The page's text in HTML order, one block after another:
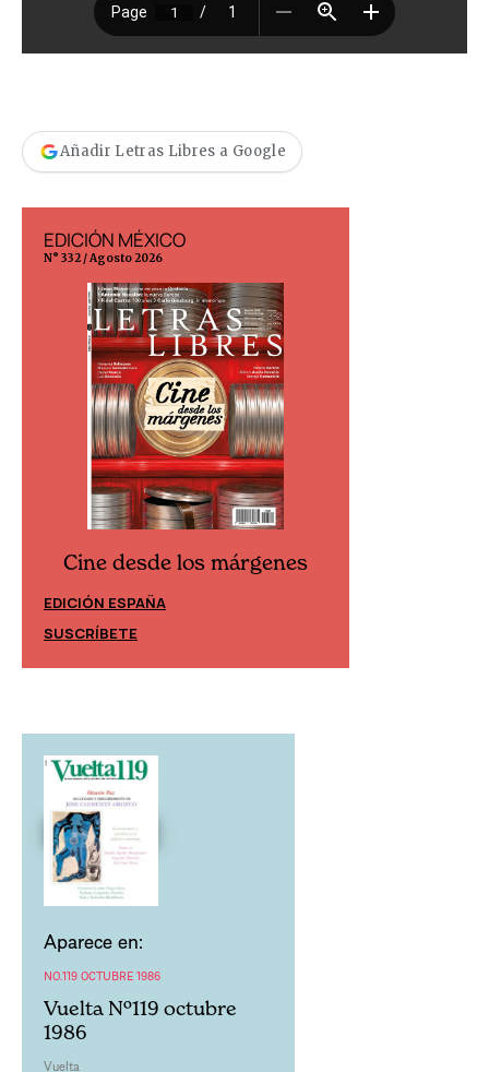
Añadir Letras Libres a Google
EDICIÓN MÉXICO
N° 332 / Agosto 2026
Cine desde los márgenes
EDICIÓN ESPAÑA
SUSCRÍBETE
Aparece en:
NO.119 OCTUBRE 1986
Vuelta Nº119 octubre
1986
Vuelta